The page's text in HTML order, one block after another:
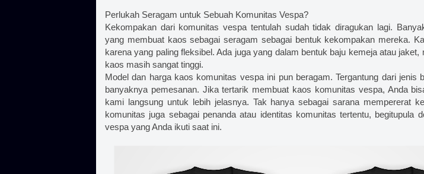
Perlukah Seragam untuk Sebuah Komunitas Vespa?
Kekompakan dari komunitas vespa tentulah sudah tidak diragukan lagi.
yang membuat kaos sebagai seragam sebagai bentuk kekompakan mereka.
karena yang paling fleksibel. Ada juga yang dalam bentuk baju kemeja atau jaket,
kaos masih sangat tinggi.
Model dan harga kaos komunitas vespa ini pun beragam. Tergantung dari jenis
banyaknya pemesanan. Jika tertarik membuat kaos komunitas vespa, Anda
kami langsung untuk lebih jelasnya. Tak hanya sebagai sarana mempererat
komunitas juga sebagai penanda atau identitas komunitas tertentu, begitupula
vespa yang Anda ikuti saat ini.